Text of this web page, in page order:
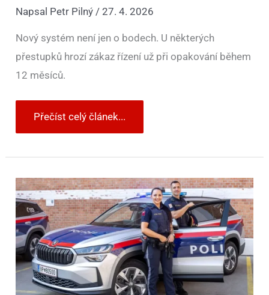
Napsal Petr Pilný/27. 4. 2026
Nový systém není jen o bodech. U některých
přestupků hrozí zákaz řízení už při opakování během
12 měsíců.
Přečíst celý článek...
Češi
v
zahraničí
nejčastěji
„přepálí“
rychlost.
V
roce
2025
za
hranicemi